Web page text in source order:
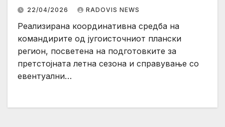
22/04/2026 RADOVIS NEWS
Реализирана координативна средба на
командирите од југоисточниот плански
регион, посветена на подготовките за
претстојната летна сезона и справување со
евентуални…